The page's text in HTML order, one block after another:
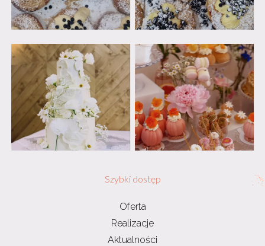
Szybki dostęp
Oferta
Realizacje
Aktualności